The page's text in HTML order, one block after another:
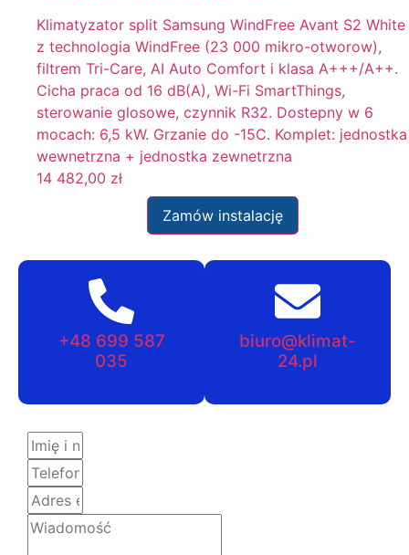
Klimatyzator split Samsung WindFree Avant S2 White
z technologia WindFree (23 000 mikro-otworow),
filtrem Tri-Care, AI Auto Comfort i klasa A+++/A++.
Cicha praca od 16 dB(A), Wi-Fi SmartThings,
sterowanie glosowe, czynnik R32. Dostepny w 6
mocach: 6,5 kW. Grzanie do -15C. Komplet: jednostka
wewnetrzna + jednostka zewnetrzna
14 482,00 zł
Zamów instalację
+48 699 587
035
biuro@klimat-
24.pl